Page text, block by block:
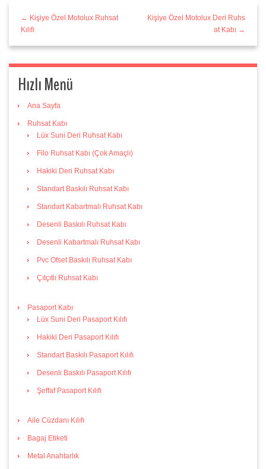
← Kişiye Özel Motolux Ruhsat
Kılıfı
Kişiye Özel Motolux Deri Ruhs
at Kabı →
Hızlı Menü
Ana Sayfa
Ruhsat Kabı
Lüx Suni Deri Ruhsat Kabı
Filo Ruhsat Kabı (Çok Amaçlı)
Hakiki Deri Ruhsat Kabı
Standart Baskılı Ruhsat Kabı
Standart Kabartmalı Ruhsat Kabı
Desenli Baskılı Ruhsat Kabı
Desenli Kabartmalı Ruhsat Kabı
Pvc Ofset Baskılı Ruhsat Kabı
Çıtçıtlı Ruhsat Kabı
Pasaport Kabı
Lüx Suni Deri Pasaport Kılıfı
Hakiki Deri Pasaport Kılıfı
Standart Baskılı Pasaport Kılıfı
Desenli Baskılı Pasaport Kılıfı
Şeffaf Pasaport Kılıfı
Aile Cüzdanı Kılıfı
Bagaj Etiketi
Metal Anahtarlık